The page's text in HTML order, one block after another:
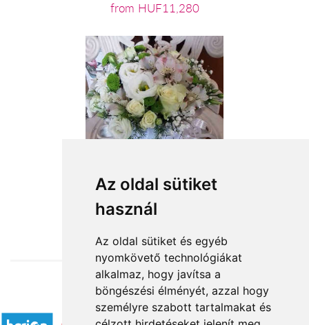
Az oldal sütiket
használ
Az oldal sütiket és egyéb
nyomkövető technológiákat
alkalmaz, hogy javítsa a
böngészési élményét, azzal hogy
személyre szabott tartalmakat és
from HUF11,280
from HUF25,200
Accepted payment methods